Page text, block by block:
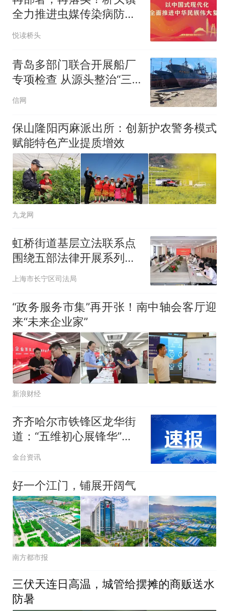
全力推进虫媒传染病防控
工作
悦读桥头
青岛多部门联合开展船厂
专项检查 从源头整治“三
无”船舶非法捕捞
信网
保山隆阳丙麻派出所：创新护农警务模式
赋能特色产业提质增效
九龙网
虹桥街道基层立法联系点
围绕五部法律开展系列立
法意见征询
上海市长宁区司法局
“政务服务市集”再开张！南中轴会客厅迎
来“未来企业家”
新浪财经
齐齐哈尔市铁锋区龙华街
道：“五维初心展锋华”党
建赋能街巷善治暖民心
金台资讯
好一个江门，铺展开阔气
南方都市报
三伏天连日高温，城管给摆摊的商贩送水
防暑